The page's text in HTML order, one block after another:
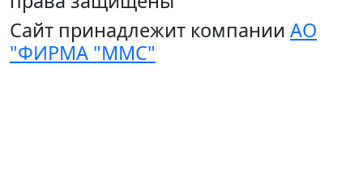
Сайт принадлежит компании АО
"ФИРМА "ММС"